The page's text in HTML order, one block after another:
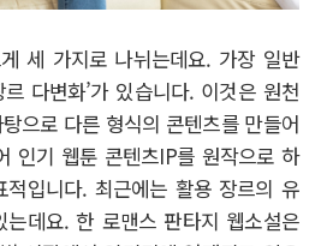
세 가지로 나뉘는데요. 가장 일반
다변화’가 있습니다. 이것은 원천
으로 다른 형식의 콘텐츠를 만들어
인기 웹툰 콘텐츠IP를 원작으로 하
입니다. 최근에는 활용 장르의 유
데요. 한 로맨스 판타지 웹소설은